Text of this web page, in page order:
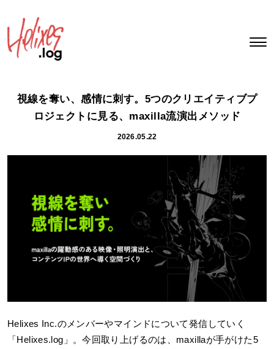
視線を奪い、感情に刺す。5つのクリエイティブプ
ロジェクトに見る、maxilla流演出メソッド
2026.05.22
Helixes Inc.のメンバーやマインドについて発信していく
「Helixes.log」。今回取り上げるのは、maxillaが手がけた5